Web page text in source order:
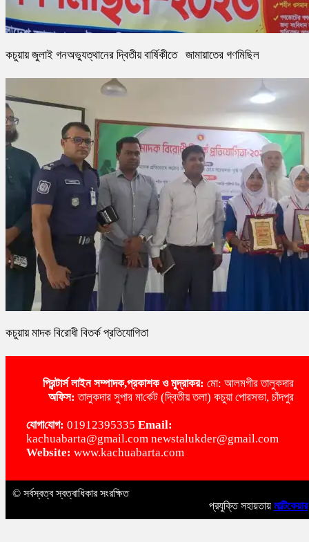
কচুয়ায় জুলাই গনঅভ্যুত্থানের দ্বিতীয় বার্ষিকীতে জামায়াতের গণমিছিল
কচুয়ায় মাদক বিরোধী বিতর্ক প্রতিযোগিতা
প্রিন্টার্স লাইন সম্পাদক,প্রকাশক ও মুদ্রাকর: মো: আলমগীর তালুকদার
অ‌ফিস:তালুকদার সুপার মা‌র্কেট (দ্বিতীয় তলা) কচুয়া পোরসভা, চাঁদপুর
‌যোগা‌যোগ: 01912395335 Email:
kachuabarta@gmail.com newstalukder@gmail.com
Website: www.kachuabarta.com
© সর্বস্বত্ব স্বত্বাধিকার সংরক্ষিত
প্রযুক্তি সহায়তায় মাল্টিকেয়ার